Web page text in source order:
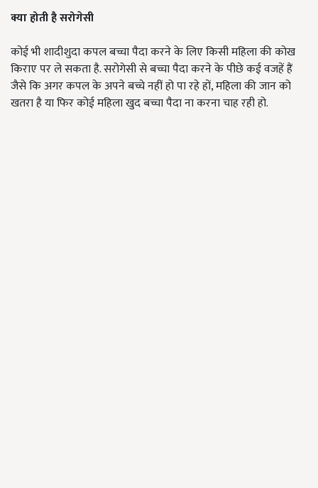
क्या होती है सरोगेसी
कोई भी शादीशुदा कपल बच्चा पैदा करने के लिए किसी महिला की कोख
किराए पर ले सकता है. सरोगेसी से बच्चा पैदा करने के पीछे कई वजहें हैं
जैसे कि अगर कपल के अपने बच्चे नहीं हो पा रहे हों, महिला की जान को
खतरा है या फिर कोई महिला खुद बच्चा पैदा ना करना चाह रही हो.